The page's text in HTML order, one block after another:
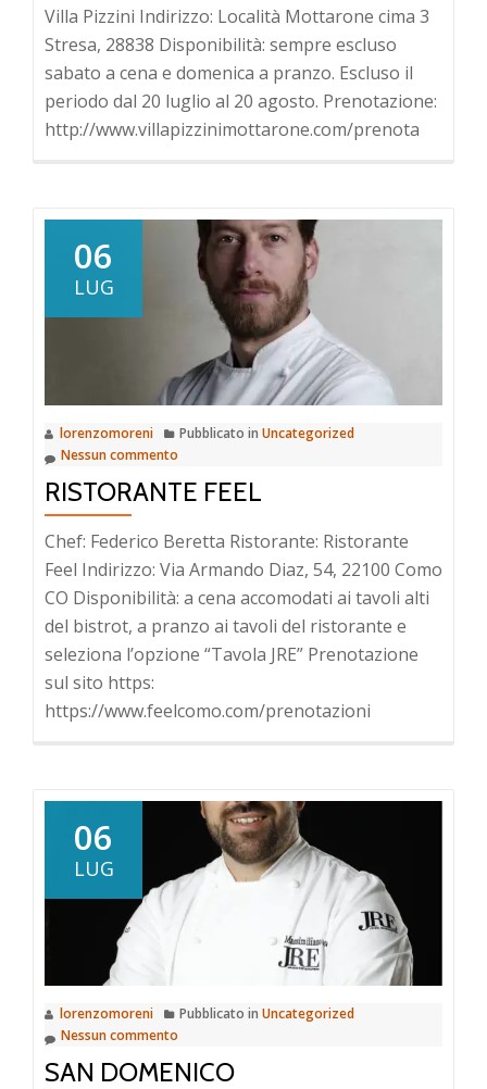
Villa Pizzini Indirizzo: Località Mottarone cima 3
Stresa, 28838 Disponibilità: sempre escluso
sabato a cena e domenica a pranzo. Escluso il
periodo dal 20 luglio al 20 agosto. Prenotazione:
http://www.villapizzinimottarone.com/prenota
06
LUG
lorenzomoreni Pubblicato in Uncategorized
Nessun commento
RISTORANTE FEEL
Chef: Federico Beretta Ristorante: Ristorante
Feel Indirizzo: Via Armando Diaz, 54, 22100 Como
CO Disponibilità: a cena accomodati ai tavoli alti
del bistrot, a pranzo ai tavoli del ristorante e
seleziona l’opzione “Tavola JRE” Prenotazione
sul sito https:
https://www.feelcomo.com/prenotazioni
06
LUG
lorenzomoreni Pubblicato in Uncategorized
Nessun commento
SAN DOMENICO